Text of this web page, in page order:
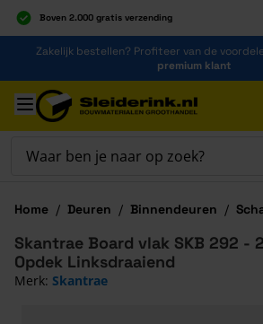
Boven 2.000 gratis verzending
Al 40 jaar dé specialist
Alles onder één dak
Ga naar de inhoud
Zakelijk bestellen? Profiteer van de
premium klant
Ga naar hoofdinhoud
Home / Deuren / Binnendeuren /
Skantrae Board vlak SKB 292 -
Opdek Linksdraaiend
Merk: Skantrae